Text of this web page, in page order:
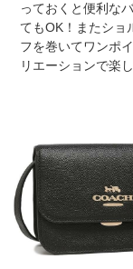
っておくと便利な
てもOK！またショ
フを巻いてワンポ
リエーションで楽